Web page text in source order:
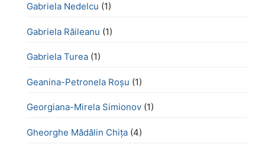
Gabriela Nedelcu (1)
Gabriela Răileanu (1)
Gabriela Turea (1)
Geanina-Petronela Roșu (1)
Georgiana-Mirela Simionov (1)
Gheorghe Mădălin Chiţa (4)